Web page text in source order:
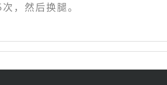
，然后换腿。